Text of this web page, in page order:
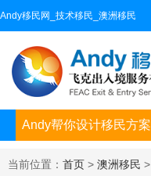
Andy移民网_技术移民_澳洲移民
Andy帮你设计移民方案
当前位置： 首页 > 澳洲移民 >